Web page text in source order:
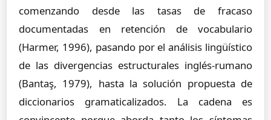
comenzando desde las tasas de fracaso
documentadas en retención de vocabulario
(Harmer, 1996), pasando por el análisis lingüístico
de las divergencias estructurales inglés-rumano
(Bantaş, 1979), hasta la solución propuesta de
diccionarios gramaticalizados. La cadena es